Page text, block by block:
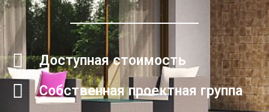
Доступная стоимость
Собственная проектная группа